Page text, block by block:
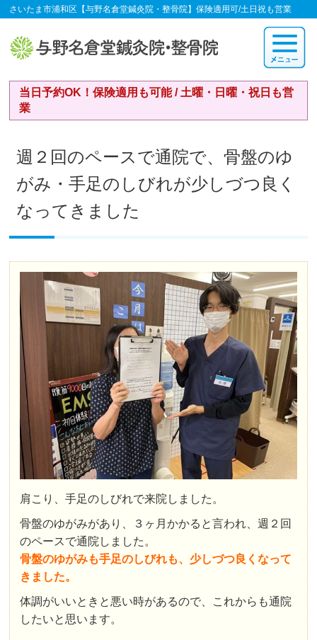
さいたま市浦和区【与野名倉堂鍼灸院・整骨院】保険適用可/土日祝も営業
当日予約OK！保険適用も可能 / 土曜・日曜・祝日も営
業
週２回のペースで通院で、骨盤のゆ
がみ・手足のしびれが少しづつ良く
なってきました
肩こり、手足のしびれで来院しました。
骨盤のゆがみがあり、３ヶ月かかると言われ、週２回
のペースで通院しました。
骨盤のゆがみも手足のしびれも、少しづつ良くなって
きました。
体調がいいときと悪い時があるので、これからも通院
したいと思います。